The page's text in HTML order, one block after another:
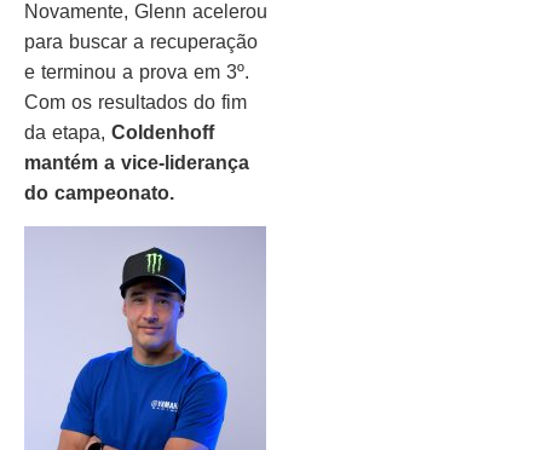
Novamente, Glenn acelerou
para buscar a recuperação
e terminou a prova em 3º.
Com os resultados do fim
da etapa, Coldenhoff
mantém a vice-liderança
do campeonato.